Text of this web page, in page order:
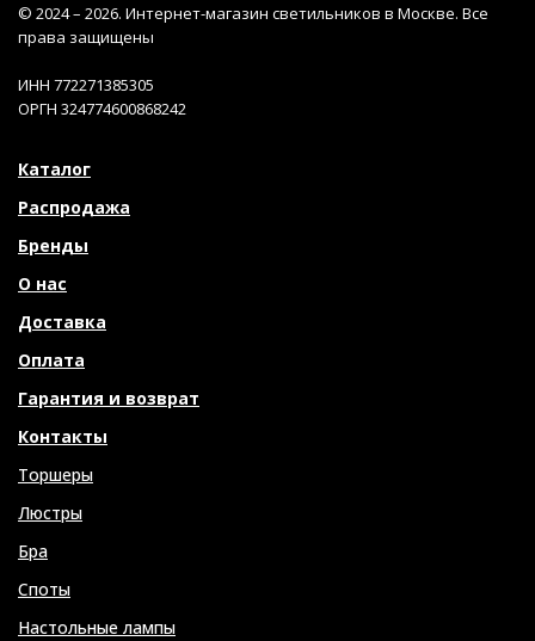
© 2024 – 2026. Интернет-магазин светильников в Москве. Все
права защищены
ИНН 772271385305
ОРГН 324774600868242
Каталог
Распродажа
Бренды
О нас
Доставка
Оплата
Гарантия и возврат
Контакты
Торшеры
Люстры
Бра
Споты
Настольные лампы